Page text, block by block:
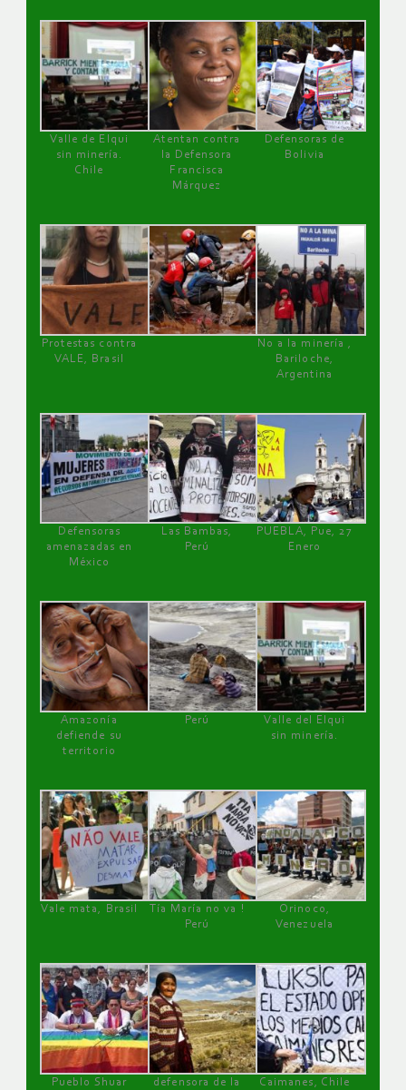
Valle de Elqui
sin minería.
Chile
Atentan contra
la Defensora
Francisca
Márquez
Defensoras de
Bolivia
Protestas contra
VALE, Brasil
No a la minería ,
Bariloche,
Argentina
Defensoras
amenazadas en
México
Las Bambas,
Perú
PUEBLA, Pue, 27
Enero
Amazonía
defiende su
territorio
Perú
Valle del Elqui
sin minería.
Vale mata, Brasil
Tía María no va !
Perú
Orinoco,
Venezuela
Pueblo Shuar defensora de la Caimanes, Chile